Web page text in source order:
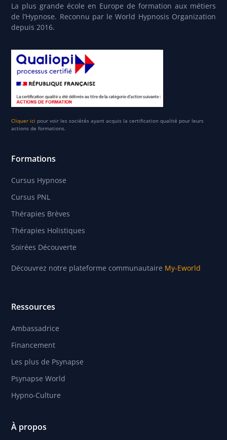
La plus grande école en Europe de formation aux métiers
de l’Hypnose. Reconnu par le World Hypnosis Organization
depuis 2016.
Cliquer ici pour voir les sociétés ayant acquis la certification qualité pour leurs
actions de formations.
Formations
Cursus Hypnose
Cursus PNL
Thérapies Brèves
Thérapies Holistiques
Soirées Découverte
Découvrez notre plateforme communautaire My-Eworld
Ressources
Ambassadrice
Financement
Les plus de Psynapse
Psynapse World
Hypno-Culture
À propos